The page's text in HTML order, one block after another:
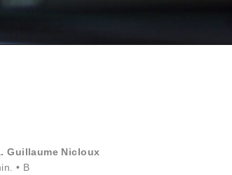
Guillaume Nicloux
• B